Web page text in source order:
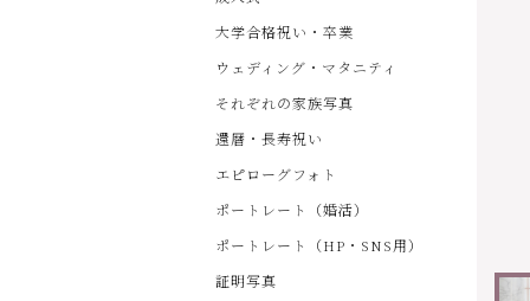
大学合格祝い・卒業
ウェディング・マタニティ
それぞれの家族写真
還暦・長寿祝い
エピローグフォト
ポートレート（婚活）
ポートレート（HP・SNS用）
証明写真